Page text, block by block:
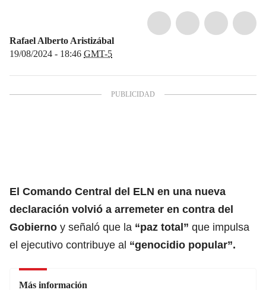
Rafael Alberto Aristizábal
19/08/2024 - 18:46 GMT-5
El Comando Central del ELN en una nueva
declaración volvió a arremeter en contra del
Gobierno y señaló que la “paz total” que impulsa
el ejecutivo contribuye al “genocidio popular”.
Más información